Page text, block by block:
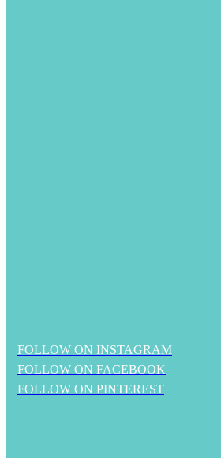
FOLLOW ON INSTAGRAM
FOLLOW ON FACEBOOK
FOLLOW ON PINTEREST